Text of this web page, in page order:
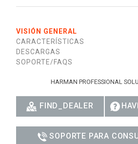
VISIÓN GENERAL
CARACTERÍSTICAS
DESCARGAS
SOPORTE/FAQS
HARMAN PROFESSIONAL
FIND_DEALER
SOPORTE PARA